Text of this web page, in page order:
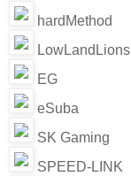
hardMethod
LowLandLions
EG
eSuba
SK Gaming
SPEED-LINK